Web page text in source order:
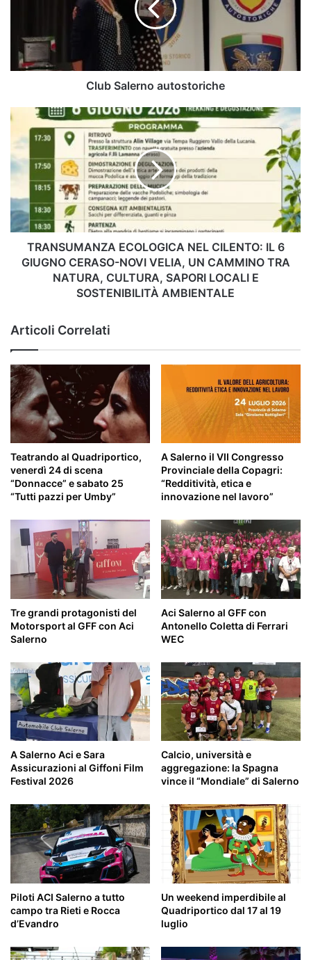
Club Salerno autostoriche
TRANSUMANZA
ECOLOGICA
NEL
CILENTO:
IL
GIUGNO
CERASO-
NOVI
VELIA,
UN
CAMMINO
SAPORI
LOCALI
SOSTENIBILITÀ
AMBIENTALE
TRANSUMANZA ECOLOGICA NEL CILENTO: IL 6
GIUGNO CERASO-NOVI VELIA, UN CAMMINO TRA
NATURA, CULTURA, SAPORI LOCALI E
SOSTENIBILITÀ AMBIENTALE
Articoli Correlati
Teatrando al Quadriportico,
venerdì 24 di scena
“Donnacce” e sabato 25
“Tutti pazzi per Umby”
A Salerno il VII Congresso
Provinciale della Copagri:
“Redditività, etica e
innovazione nel lavoro”
Tre grandi protagonisti del
Motorsport al GFF con Aci
Salerno
Aci Salerno al GFF con
Antonello Coletta di Ferrari
WEC
A Salerno Aci e Sara
Assicurazioni al Giffoni Film
Festival 2026
Calcio, università e
aggregazione: la Spagna
vince il “Mondiale” di Salerno
Piloti ACI Salerno a tutto
campo tra Rieti e Rocca
d’Evandro
Un weekend imperdibile al
Quadriportico dal 17 al 19
luglio